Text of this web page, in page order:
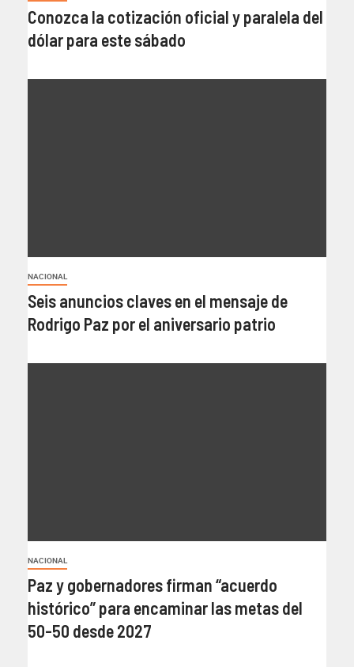
Conozca la cotización oficial y paralela del
dólar para este sábado
NACIONAL
Seis anuncios claves en el mensaje de
Rodrigo Paz por el aniversario patrio
NACIONAL
Paz y gobernadores firman “acuerdo
histórico” para encaminar las metas del
50-50 desde 2027